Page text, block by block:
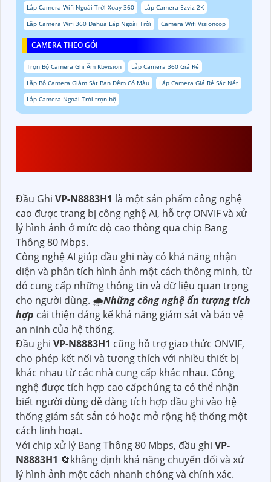
Lắp Camera Wifi Ngoài Trời Xoay 360
Lắp Camera Ezviz 2K
Lắp Camera Wifi 360 Dahua Lắp Ngoài Trời
Camera Wifi Visioncop
CAMERA THEO GÓI
Trọn Bộ Camera Ghi Âm Kbvision
Lắp Camera 360 Giá Rẻ
Lắp Bộ Camera Giám Sát Ban Đêm Có Màu
Lắp Camera Giá Rẻ Sắc Nét
Lắp Camera Ngoài Trời trọn bộ
Đầu Ghi VP-N8883H1 là một sản phẩm công nghệ
cao được trang bị công nghệ AI, hỗ trợ ONVIF và xử
lý hình ảnh ở mức độ cao thông qua chip Bang
Thông 80 Mbps.
Công nghệ AI giúp đầu ghi này có khả năng nhận
diện và phân tích hình ảnh một cách thông minh, từ
đó cung cấp những thông tin và dữ liệu quan trọng
cho người dùng. 🌧️Những công nghệ ấn tượng tích
hợp cải thiện đáng kể khả năng giám sát và bảo vệ
an ninh của hệ thống.
Đầu ghi VP-N8883H1 cũng hỗ trợ giao thức ONVIF,
cho phép kết nối và tương thích với nhiều thiết bị
khác nhau từ các nhà cung cấp khác nhau. Công
nghệ được tích hợp cao cấpchúng ta có thể nhận
biết người dùng dễ dàng tích hợp đầu ghi vào hệ
thống giám sát sẵn có hoặc mở rộng hệ thống một
cách linh hoạt.
Với chip xử lý Bang Thông 80 Mbps, đầu ghi VP-
N8883H1 🔄khẳng định khả năng chuyển đổi và xử
lý hình ảnh một cách nhanh chóng và chính xác.